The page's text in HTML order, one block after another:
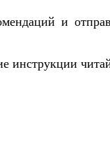
и
инструкции